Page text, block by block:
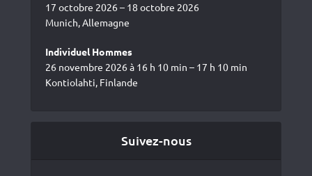
17 octobre 2026 – 18 octobre 2026
Munich, Allemagne
Individuel Hommes
26 novembre 2026 à 16 h 10 min – 17 h 10 min
Kontiolahti, Finlande
Suivez-nous